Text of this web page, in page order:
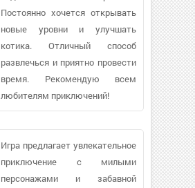
Постоянно хочется открывать
новые уровни и улучшать
котика. Отличный способ
развлечься и приятно провести
время. Рекомендую всем
любителям приключений!
Игра предлагает увлекательное
приключение с милыми
персонажами и забавной